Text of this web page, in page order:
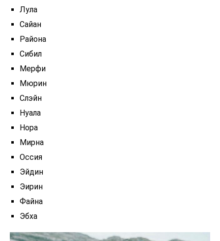
Лула
Сайан
Района
Сибил
Мерфи
Мюрин
Слэйн
Нуала
Нора
Мирна
Оссия
Эйдин
Эирин
Файна
Эбха